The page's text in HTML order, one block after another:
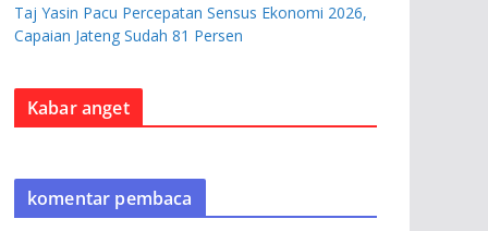
Taj Yasin Pacu Percepatan Sensus Ekonomi 2026,
Capaian Jateng Sudah 81 Persen
Kabar anget
komentar pembaca